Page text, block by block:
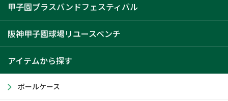
甲子園ブラスバンドフェスティバル
阪神甲子園球場リユースベンチ
アイテムから探す
ボールケース